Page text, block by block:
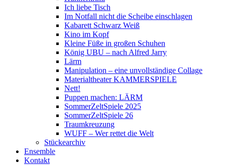
Ich liebe Tisch
Im Notfall nicht die Scheibe einschlagen
Kabarett Schwarz Weiß
Kino im Kopf
Kleine Füße in großen Schuhen
König UBU – nach Alfred Jarry
Lärm
Manipulation – eine unvollständige Collage
Materialtheater KAMMERSPIELE
Nett!
Puppen machen: LÄRM
SommerZeltSpiele 2025
SommerZeltSpiele 26
Traumkreuzung
WUFF – Wer rettet die Welt
Stückearchiv
Ensemble
Kontakt